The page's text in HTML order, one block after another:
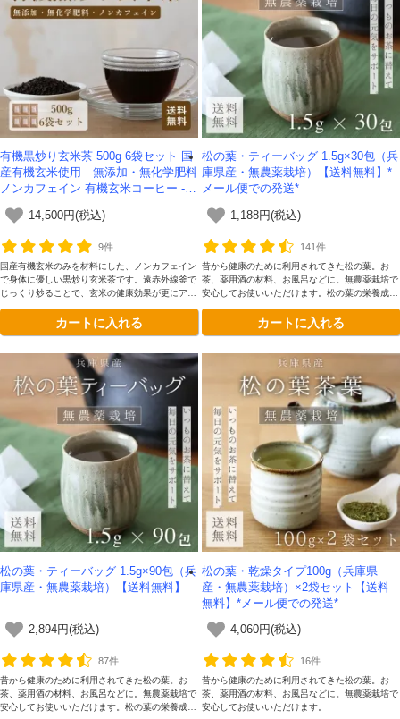
有機黒炒り玄米茶 500g 6袋セット 国
産有機玄米使用｜無添加・無化学肥料
ノンカフェイン 有機玄米コーヒー -か
わしま屋- 【送料無料】
14,500円(税込)
9件
国産有機玄米のみを材料にした、ノンカフェイン
で身体に優しい黒炒り玄米茶です。遠赤外線釜で
じっくり炒ることで、玄米の健康効果が更にアッ
カートに入れる
松の葉・ティーバッグ 1.5g×30包（兵
庫県産・無農薬栽培）【送料無料】*
メール便での発送*
1,188円(税込)
141件
昔から健康のために利用されてきた松の葉。お
茶、薬用酒の材料、お風呂などに。無農薬栽培で
安心してお使いいただけます。松の葉の栄養成分
カートに入れる
松の葉・ティーバッグ 1.5g×90包（兵
庫県産・無農薬栽培）【送料無料】
2,894円(税込)
87件
昔から健康のために利用されてきた松の葉。お
茶、薬用酒の材料、お風呂などに。無農薬栽培で
安心してお使いいただけます。松の葉の栄養成分
松の葉・乾燥タイプ100g（兵庫県
産・無農薬栽培）×2袋セット【送料
無料】*メール便での発送*
4,060円(税込)
16件
昔から健康のために利用されてきた松の葉。お
茶、薬用酒の材料、お風呂などに。無農薬栽培で
安心してお使いいただけます。